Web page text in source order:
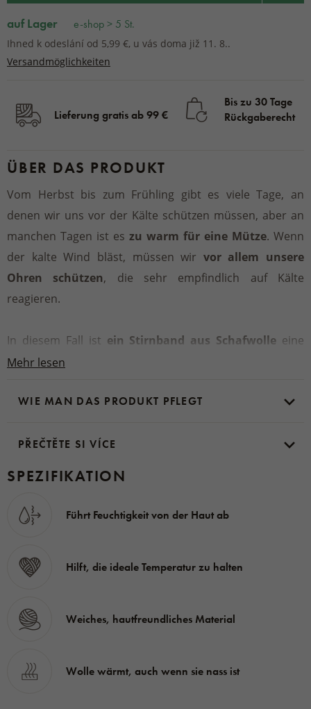
auf Lager e-shop > 5 St.
Ihned k odeslání od 5,99 €, u vás doma již 11. 8..
Versandmöglichkeiten
Lieferung gratis ab 99 €
Bis zu 30 Tage
Rückgaberecht
ÜBER DAS PRODUKT
Vom Herbst bis zum Frühling gibt es viele Tage, an
denen wir uns vor der Kälte schützen müssen, aber an
manchen Tagen ist es zu warm für eine Mütze. Wenn
der kalte Wind bläst, müssen wir vor allem unsere
Ohren schützen, die sehr empfindlich auf Kälte
reagieren.
In diesem Fall ist ein Stirnband aus Schafwolle eine
gute Wahl, um die Ohren und den gesamten
überhitzt und schwitzt.
Dieses Stirnband ist vollständig
aus feiner Merino-
weich und hat auch
Merinowolle reguliert die Temperatur und hält uns
warm, ohne dass wir überhitzen und unnötig schwitzen.
das Sie den ganzen Winter über warm hält.
Die Größe des Stirnbandes ist universell, dank des
elastischen Materials ist sie
Die Höhe dieses Stirnbandes ist 10 cm.
Mehr lesen
WIE MAN DAS PRODUKT PFLEGT
PŘEČTĚTE SI VÍCE
SPEZIFIKATION
Führt Feuchtigkeit von der Haut ab
Hilft, die ideale Temperatur zu halten
Weiches, hautfreundliches Material
Wolle wärmt, auch wenn sie nass ist